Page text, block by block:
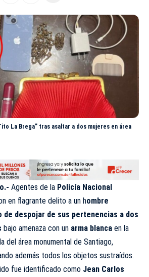
La Brega” tras asaltar a dos mujeres en área
Agentes de la Policía Nacional
en flagrante delito a un hombre
de despojar de sus pertenencias a dos
bajo amenaza con un arma blanca en la
del área monumental de Santiago,
además todos los objetos sustraídos.
fue identificado como Jean Carlos